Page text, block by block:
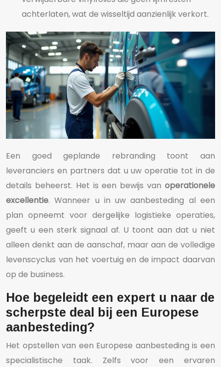
achterlaten, wat de wisseltijd aanzienlijk verkort.
Een goed geplande rebranding toont aan
leveranciers en partners dat u uw operatie tot in de
details beheerst. Het is een bewijs van operationele
excellentie. Wanneer u in uw aanbesteding al een
plan opneemt voor dergelijke logistieke operaties,
geeft u een sterk signaal af. U toont aan dat u niet
alleen denkt aan de aanschaf, maar aan de volledige
levenscyclus van het voertuig en de impact daarvan
op de business.
Hoe begeleidt een expert u naar de
scherpste deal bij een Europese
aanbesteding?
Het opstellen van een Europese aanbesteding is een
specialistische taak. Zelfs voor een ervaren